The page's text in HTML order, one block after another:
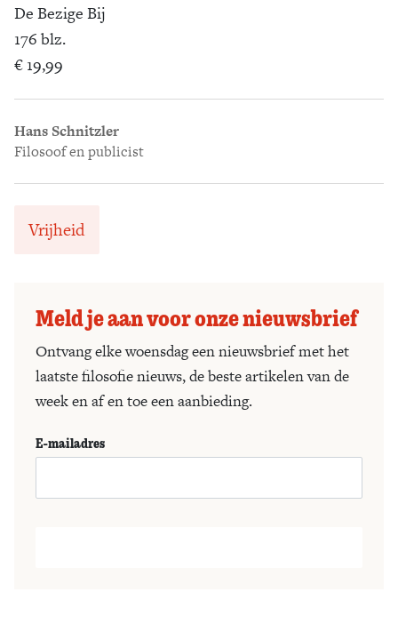
De Bezige Bij
176 blz.
€ 19,99
Hans Schnitzler
Filosoof en publicist
Vrijheid
Meld je aan voor onze nieuwsbrief
Ontvang elke woensdag een nieuwsbrief met het
laatste filosofie nieuws, de beste artikelen van de
week en af en toe een aanbieding.
E-mailadres